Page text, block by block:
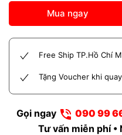
Lá
Sen
TK1
số
Mua ngay
Free Ship TP.Hồ Chí
Tặng Voucher khi
Gọi ngay 090 99
Tư vấn miễn phí •